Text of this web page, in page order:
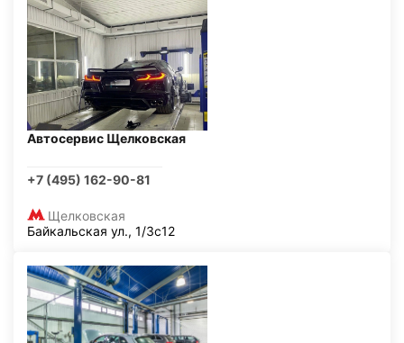
Автосервис Щелковская
+7 (495) 162-90-81
Щелковская
Байкальская ул., 1/3с12